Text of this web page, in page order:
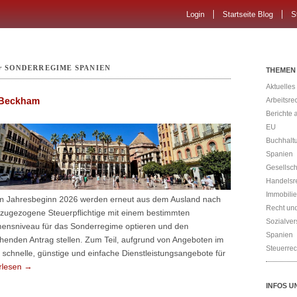
Login Startseite Blog
SONDERREGIME SPANIEN
Jahresbeginn 2026 werden erneut aus dem Ausland nach
Steuerpflichtige mit einem bestimmten
für das Sonderregime optieren und den
Antrag stellen. Zum Teil, aufgrund von Angeboten im
schnelle, günstige und einfache Dienstleistungsangebote für
→
THEMEN
Aktuelles
Berichte
EU
Spanien
Recht
Spanien
INFOS